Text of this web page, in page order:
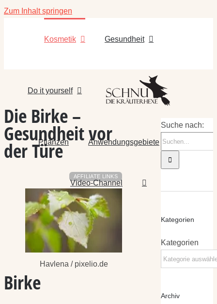
Zum Inhalt springen
Kosmetik Gesundheit
Do it yourself
Pflanzen Anwendungsgebiete
Video-Channel
Die Birke –
Gesundheit vor
der Türe
AFFILIATE LINKS
Havlena / pixelio.de
Birke
Suche nach:
Kategorien
Kategorien
Archiv